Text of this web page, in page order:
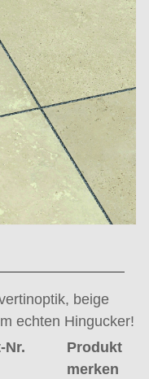
beige
echten Hingucker!
Nr.
Produkt
merken